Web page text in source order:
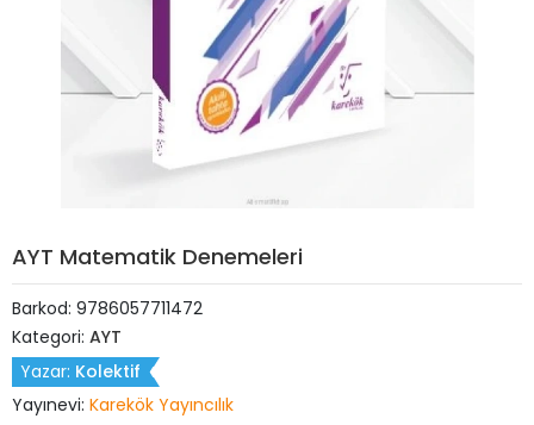
AYT Matematik Denemeleri
Barkod: 9786057711472
Kategori: AYT
Yazar: Kolektif
Yayınevi: Karekök Yayıncılık